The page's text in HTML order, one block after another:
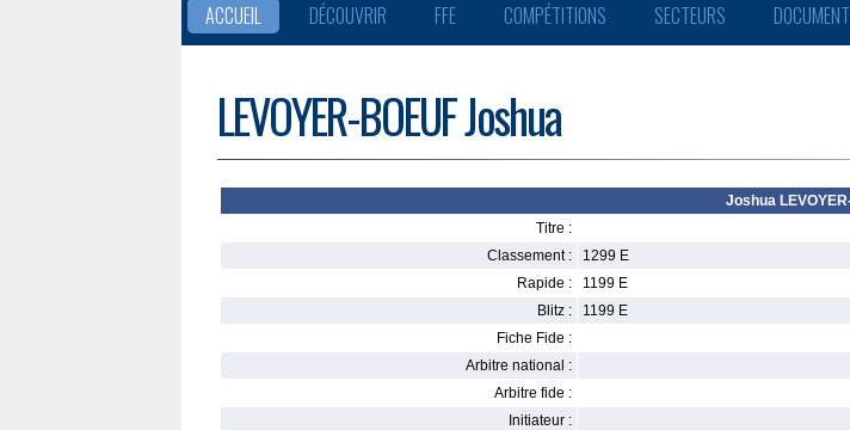
ACCUEIL DÉCOUVRIR FFE COMPÉTITIONS SECTEURS
LEVOYER-BOEUF Joshua
Joshua
Titre :
Classement :
1299 E
Rapide :
1199 E
Blitz :
1199 E
Fiche Fide :
Arbitre national :
Arbitre fide :
Initiateur :